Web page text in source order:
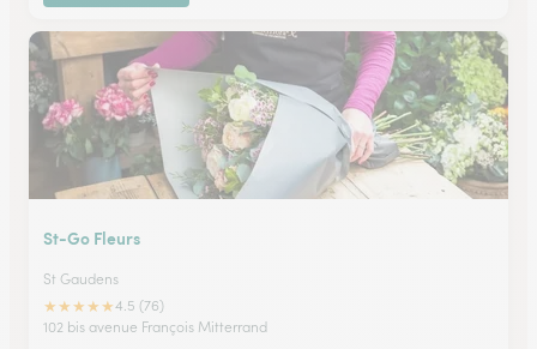
St-Go Fleurs
St Gaudens
★★★★★4.5 (76)
102 bis avenue François Mitterrand